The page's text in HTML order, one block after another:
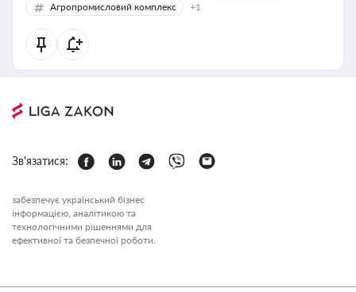
Агропромисловий комплекс
+1
Зв'язатися:
забезпечує український бізнес
інформацією, аналітикою та
технологічними рішеннями для
ефективної та безпечної роботи.